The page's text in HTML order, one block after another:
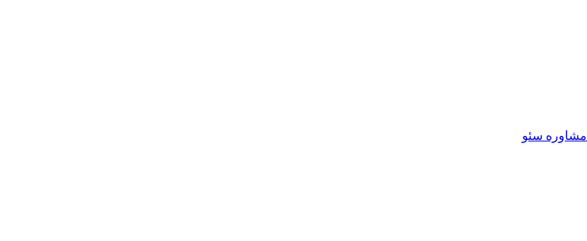
مشاوره سئو